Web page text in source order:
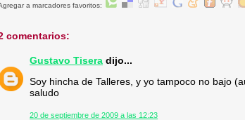
a marcadores favoritos:
comentarios:
Gustavo Tisera dijo...
Soy hincha de Talleres, y yo tampoco no bajo
saludo
20 de septiembre de 2009 a las 12:23